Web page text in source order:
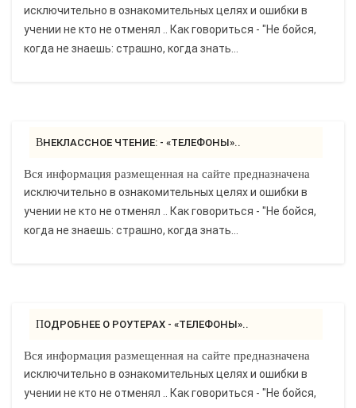
исключительно в ознакомительных целях и ошибки в
учении не кто не отменял .. Как говориться - "Не бойся,
когда не знаешь: страшно, когда знать...
ВНЕКЛАССНОЕ ЧТЕНИЕ: - «ТЕЛЕФОНЫ»..
Вся информация размещенная на сайте предназначена
исключительно в ознакомительных целях и ошибки в
учении не кто не отменял .. Как говориться - "Не бойся,
когда не знаешь: страшно, когда знать...
ПОДРОБНЕЕ О РОУТЕРАХ - «ТЕЛЕФОНЫ»..
Вся информация размещенная на сайте предназначена
исключительно в ознакомительных целях и ошибки в
учении не кто не отменял .. Как говориться - "Не бойся,